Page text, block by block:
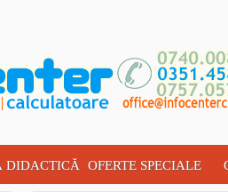
DIDACTICĂ OFERTE SPECIALE